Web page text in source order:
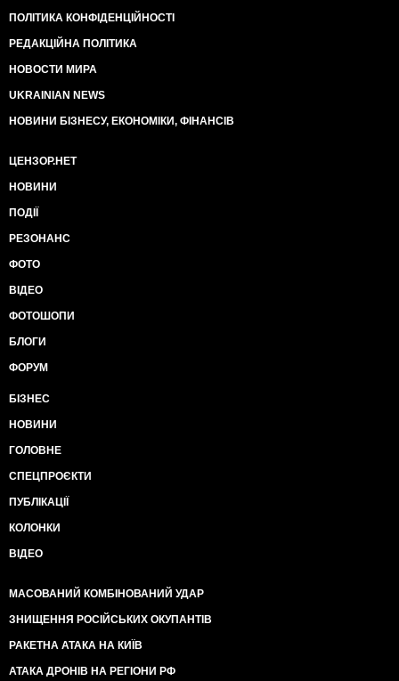
ПОЛІТИКА КОНФІДЕНЦІЙНОСТІ
РЕДАКЦІЙНА ПОЛІТИКА
НОВОСТИ МИРА
UKRAINIAN NEWS
НОВИНИ БІЗНЕСУ, ЕКОНОМІКИ, ФІНАНСІВ
ЦЕНЗОР.НЕТ
НОВИНИ
ПОДІЇ
РЕЗОНАНС
ФОТО
ВІДЕО
ФОТОШОПИ
БЛОГИ
ФОРУМ
БІЗНЕС
НОВИНИ
ГОЛОВНЕ
СПЕЦПРОЄКТИ
ПУБЛІКАЦІЇ
КОЛОНКИ
ВІДЕО
МАСОВАНИЙ КОМБІНОВАНИЙ УДАР
ЗНИЩЕННЯ РОСІЙСЬКИХ ОКУПАНТІВ
РАКЕТНА АТАКА НА КИЇВ
АТАКА ДРОНІВ НА РЕГІОНИ РФ